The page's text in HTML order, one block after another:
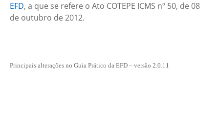
EFD, a que se refere o Ato COTEPE ICMS nº 50, de 08
de outubro de 2012.
Principais alterações no Guia Prático da EFD – versão 2.0.11